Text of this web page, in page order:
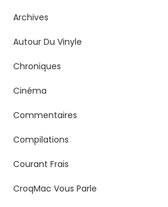
Archives
Autour Du Vinyle
Chroniques
Cinéma
Commentaires
Compilations
Courant Frais
CroqMac Vous Parle